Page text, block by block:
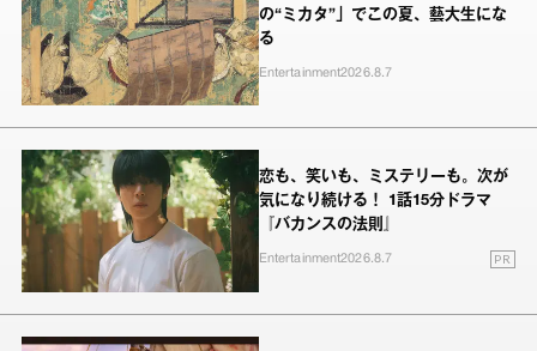
の“ミカタ”」でこの夏、藝大生にな
る
Entertainment2026.8.7
恋も、笑いも、ミステリーも。次が
気になり続ける！ 1話15分ドラマ
『バカンスの法則』
Entertainment2026.8.7 PR